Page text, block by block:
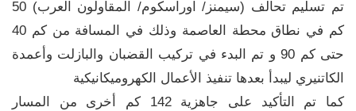
تم تسليم تحالف (سيمنز/ اوراسكوم/ المقاولون العرب) 50
كم في نطاق محطة العاصمة وذلك في المسافة من كم 40
حتى كم 90 و تم البدء في تركيب القضبان والبازلت وأعمدة
الكاتنيري ليبدأ بعدها تنفيذ الأعمال الكهروميكانيكية
كما تم التأكيد على جاهزية 142 كم أخرى من المسار